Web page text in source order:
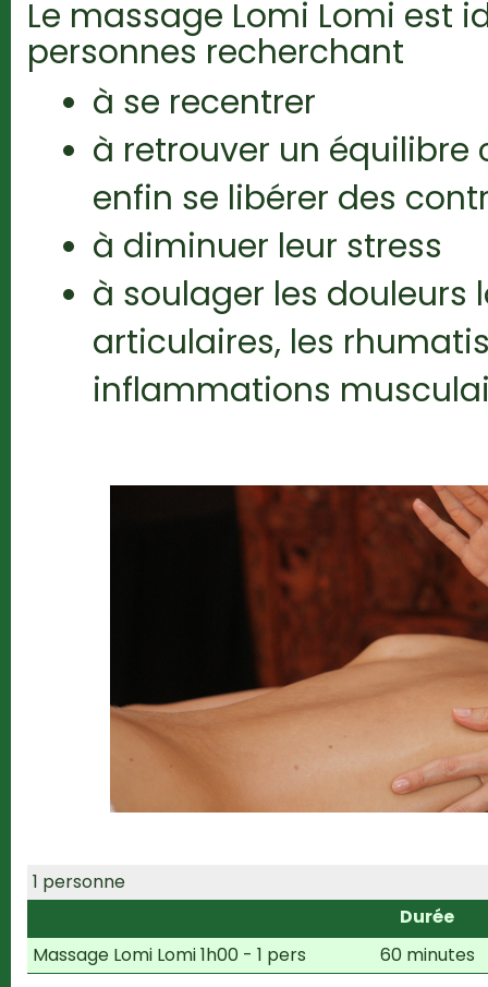
Le massage Lomi Lomi est
personnes recherchant
à se recentrer
à retrouver un
enfin se libérer des
à diminuer leur stress
à soulager les douleurs
articulaires, les
inflammations
1 personne
Durée
Massage Lomi Lomi 1h00 - 1 pers
60 minutes